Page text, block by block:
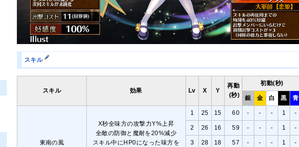
スキル
スキル 効果 Lv X Y
再動
(秒)
初動(秒)
銀 金 白 黒 青
東南の風
X秒全味方の攻撃力Y%上昇
全敵の防御と魔耐を20%減少
スキル中にHP0になった味方を
1 25 15 60 - - - 1 -
2 26 16 59 - - - 1 -
3 28 18 57 - - - 1 -